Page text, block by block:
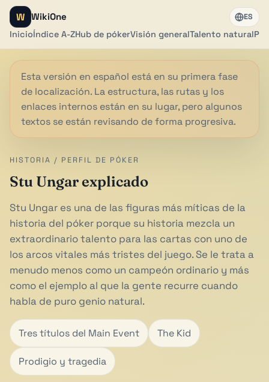
W WikiOne
InicioÍndice A-ZHub de pókerVisión generalTalento natural
ES
Esta versión en español está en su primera fase
de localización. La estructura, las rutas y los
enlaces internos están en su lugar, pero algunos
textos se están revisando de forma progresiva.
HISTORIA / PERFIL DE PÓKER
Stu Ungar explicado
Stu Ungar es una de las figuras más míticas de la
historia del póker porque su historia mezcla un
extraordinario talento para las cartas con uno de
los arcos vitales más tristes del juego. Se le trata a
menudo menos como un campeón ordinario y más
como el ejemplo al que la gente recurre cuando
habla de puro genio natural.
Tres títulos del Main Event The Kid
Prodigio y tragedia